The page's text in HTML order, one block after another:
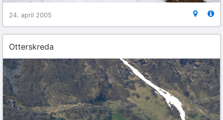
24. april 2005
Otterskreda